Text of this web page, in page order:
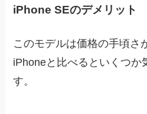
iPhone SEのデメリット
このモデルは価格の手頃さ
iPhoneと比べるといくつか
す。